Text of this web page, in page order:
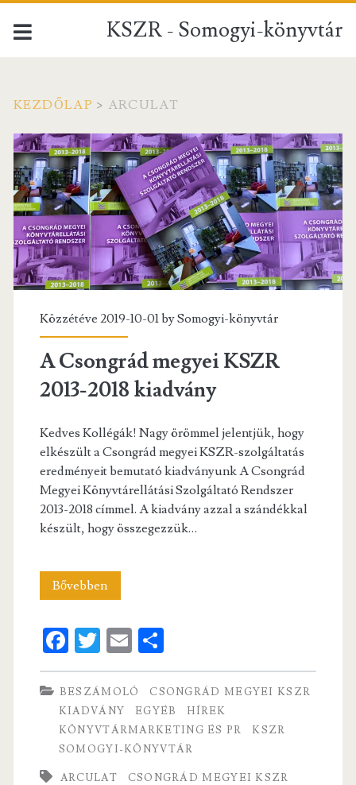
KSZR - Somogyi-könyvtár
KEZDŐLAP > ARCULAT
Címke:
<span>arculat</span>
Közzétéve 2019-10-01 bySomogyi-könyvtár
A Csongrád megyei KSZR
2013-2018 kiadvány
Kedves Kollégák! Nagy örömmel jelentjük, hogy
elkészült a Csongrád megyei KSZR-szolgáltatás
eredményeit bemutató kiadványunk A Csongrád
Megyei Könyvtárellátási Szolgáltató Rendszer
2013-2018 címmel. A kiadvány azzal a szándékkal
készült, hogy összegezzük…
BővebbenA
megyei
KSZR
2013-
2018
kiadvány
Fa
ce
b
o
o
k
T
w
itt
er
E
m
ai
l
S
ha
re
BESZÁMOLÓ
CSONGRÁD MEGYEI KSZR
KIADVÁNY
EGYÉB
HÍREK
KÖNYVTÁRMARKETING ÉS PR
KSZR
SOMOGYI-KÖNYVTÁR
ARCULAT
CSONGRÁD MEGYEI KSZR